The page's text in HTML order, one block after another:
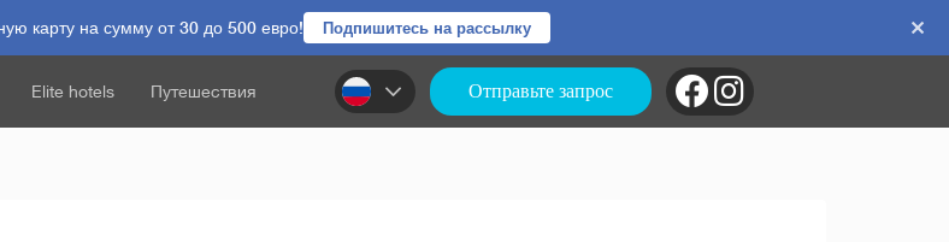
карту на сумму от 30 до 500 евро! Подпишитесь на рассылку
Elite hotels Путешествия Отправьте запрос